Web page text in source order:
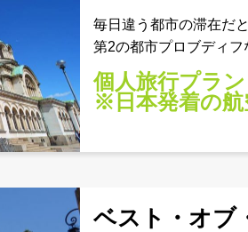
毎日違う都市の滞在だ
第2の都市プロブディフ
EEBGCT05日スケジュ
個人旅行プラ
※日本発着の航
ベスト・オブ